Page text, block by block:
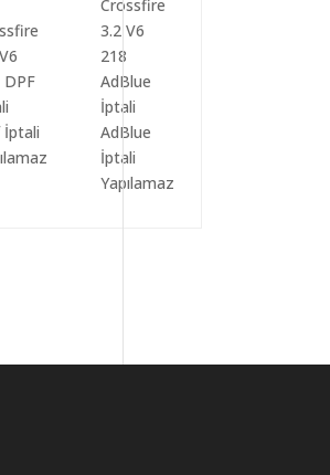
İptali
AdBlue
İptali
Yapılamaz